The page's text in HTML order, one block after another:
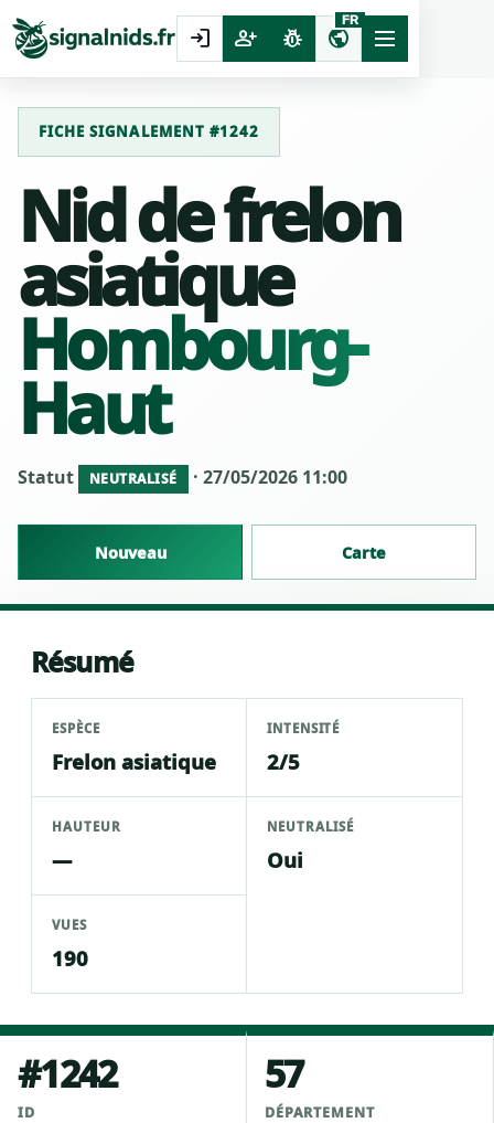
login person_add pest_control public
FR
FICHE SIGNALEMENT #1242
Nid de frelon
asiatique
Hombourg-
Haut
Statut NEUTRALISÉ · 27/05/2026 11:00
Nouveau Carte
Résumé
ESPÈCE
Frelon asiatique
INTENSITÉ
2/5
HAUTEUR
—
NEUTRALISÉ
Oui
VUES
190
#1242
ID
57
DÉPARTEMENT